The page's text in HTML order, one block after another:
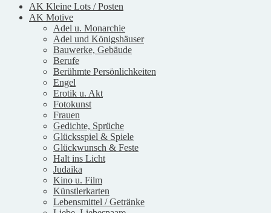
AK Kleine Lots / Posten
AK Motive
Adel u. Monarchie
Adel und Königshäuser
Bauwerke, Gebäude
Berufe
Berühmte Persönlichkeiten
Engel
Erotik u. Akt
Fotokunst
Frauen
Gedichte, Sprüche
Glücksspiel & Spiele
Glückwunsch & Feste
Halt ins Licht
Judaika
Kino u. Film
Künstlerkarten
Lebensmittel / Getränke